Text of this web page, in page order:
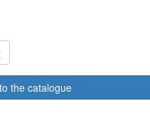
the catalogue